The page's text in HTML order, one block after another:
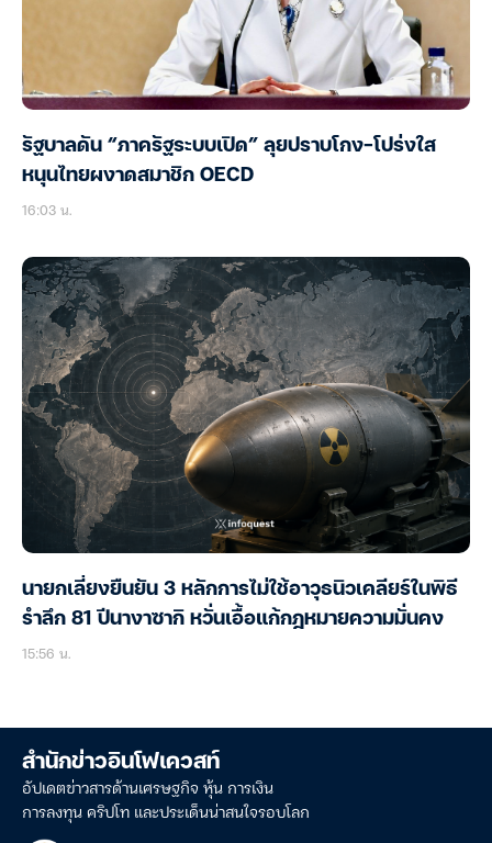
รัฐบาลดัน “ภาครัฐระบบเปิด” ลุยปราบโกง-โปร่งใส
หนุนไทยผงาดสมาชิก OECD
16:03 น.
นายกเลี่ยงยืนยัน 3 หลักการไม่ใช้อาวุธนิวเคลียร์ในพิธี
รำลึก 81 ปีนางาซากิ หวั่นเอื้อแก้กฎหมายความมั่นคง
15:56 น.
สำนักข่าวอินโฟเควสท์
อัปเดตข่าวสารด้านเศรษฐกิจ หุ้น การเงิน
การลงทุน คริปโท และประเด็นน่าสนใจรอบโลก